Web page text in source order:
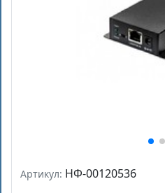
Артикул: НФ-00120536